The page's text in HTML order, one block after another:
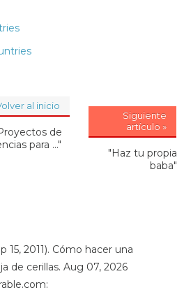
al inicio
de
para ..."
Siguiente
artículo »
"Haz tu propia
baba"
15, 2011). Cómo hacer una
de cerillas. Aug 07, 2026